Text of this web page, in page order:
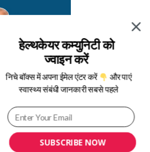
SUBSCRIBE NOW
हेल्थकेयर कम्युनिटी को
ज्वाइन करें
निचे बॉक्स में अपना ईमेल एंटर करें
और पाएं
स्वास्थ्य संबंधी जानकारी सबसे पहले